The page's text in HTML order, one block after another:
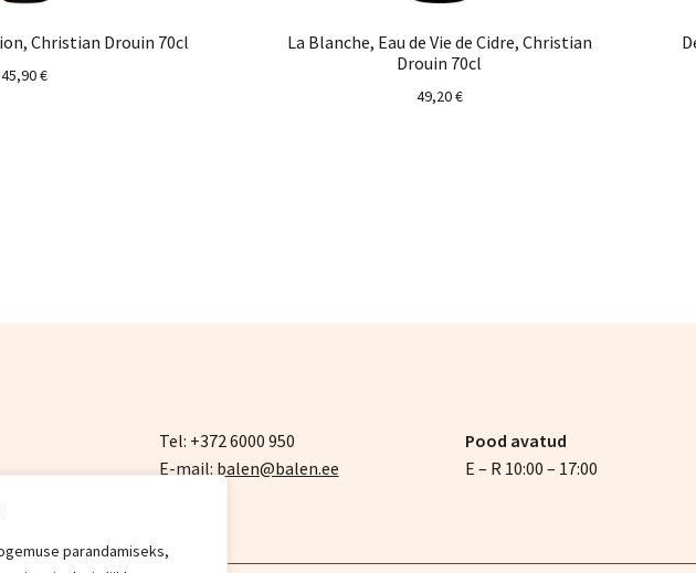
parandamiseks,
Christian Drouin 70cl
45,90€
La Blanche, Eau de Vie de Cidre, Christian
Drouin 70cl
49,20€
Tel: +372 6000 950
E-mail: balen@balen.ee
Pood avatud
E – R 10:00 – 17:00